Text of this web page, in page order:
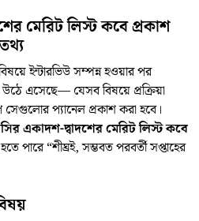
মেরিট লিস্ট কবে প্রকাশ
ইন্টারভিউ সম্পন্ন হওয়ার পর
এসেছে— যেসব বিষয়ে প্রক্রিয়া
প্যানেল প্রকাশ করা হবে।
একাদশ-দ্বাদশের মেরিট লিস্ট কবে
পারে “শীঘ্রই, সম্ভবত পরবর্তী সপ্তাহের